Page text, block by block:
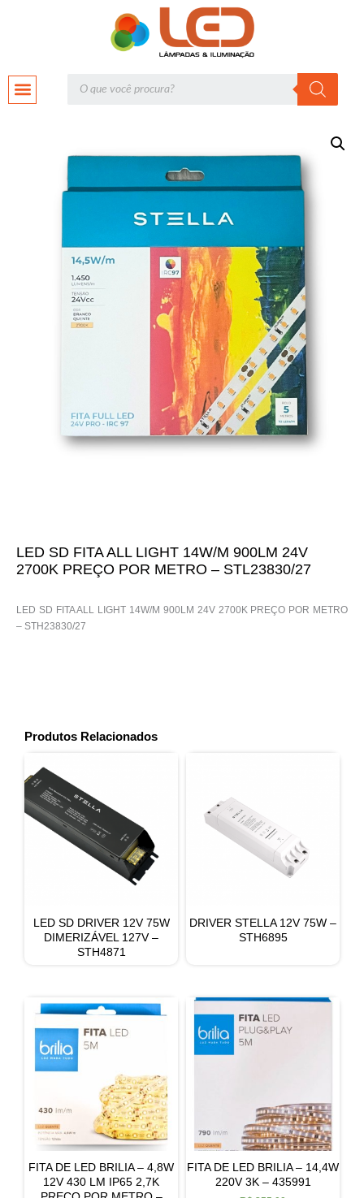
LED SD FITA ALL LIGHT 14W/M 900LM 24V
2700K PREÇO POR METRO – STL23830/27
LED SD FITA ALL LIGHT 14W/M 900LM 24V 2700K PREÇO POR METRO
– STH23830/27
Produtos Relacionados
LED SD DRIVER 12V 75W
DIMERIZÁVEL 127V –
STH4871
DRIVER STELLA 12V 75W –
STH6895
FITA DE LED BRILIA – 4,8W
12V 430 LM IP65 2,7K
FITA DE LED BRILIA – 14,4W
220V 3K – 435991